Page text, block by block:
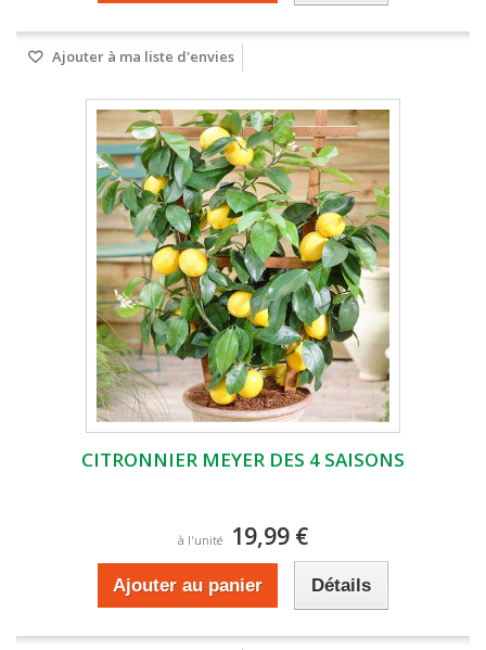
Ajouter à ma liste d'envies
CITRONNIER MEYER DES 4 SAISONS
à l'unité 19,99 €
Ajouter au panier Détails